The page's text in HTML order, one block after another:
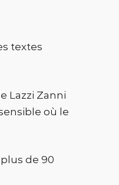
textes
Lazzi Zanni
où le
de 90